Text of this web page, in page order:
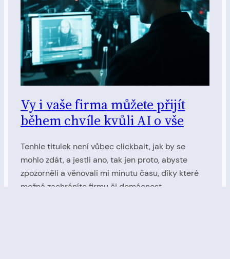
Vy i vaše firma můžete přijít
během chvíle kvůli AI o vše
Tenhle titulek není vůbec clickbait, jak by se
mohlo zdát, a jestli ano, tak jen proto, abyste
zpozorněli a věnovali mi minutu času, díky které
možná zachráníte firmu či domácnost.